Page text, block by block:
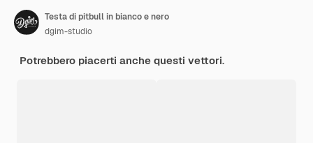
Testa di pitbull in bianco e nero
dgim-studio
Potrebbero piacerti anche questi vettori.